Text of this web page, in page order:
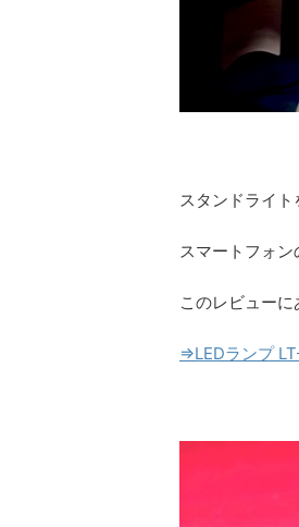
スタンドライト
スマートフォン
このレビュー
⇒LEDランプ